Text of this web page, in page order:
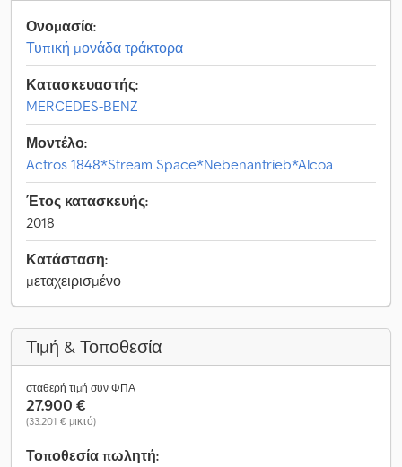
Ονομασία:
Τυπική μονάδα τράκτορα
Κατασκευαστής:
MERCEDES-BENZ
Μοντέλο:
Actros 1848*Stream Space*Nebenantrieb*Alcoa
Έτος κατασκευής:
2018
Κατάσταση:
μεταχειρισμένο
Τιμή & Τοποθεσία
σταθερή τιμή συν ΦΠΑ
27.900 €
(33.201 € μικτό)
Τοποθεσία πωλητή: